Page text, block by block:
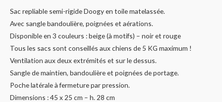
Sac repliable semi-rigide Doogy en toile matelassée.
Avec sangle bandoulière, poignées et aérations.
Disponible en 3 couleurs : beige (à motifs) – noir et rouge
Tous les sacs sont conseillés aux chiens de 5 KG maximum !
Ventilation aux deux extrémités et sur le dessus.
Sangle de maintien, bandoulière et poignées de portage.
Poche latérale à fermeture par pression.
Dimensions : 45 x 25 cm – h. 28 cm